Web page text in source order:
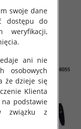
42.00 zł
szczegóły
swoje dane
dostępu do
ani nie
osobowych
że dzieje się
Klienta
podstawie
związku z